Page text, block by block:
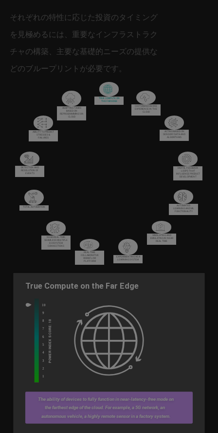
それぞれの特性に応じた投資のタイミング
を見極めるには、重要なインフラストラク
チャの構築、主要な基礎的ニーズの提供な
どのブループリントが必要です。
TRUE COMPUTE ON
THE FAR EDGE
CUSTOMIZED DEVICE
EXPERIENCE IN THE
CLOUD
ACTING BASED ON
SENSORY DATA AND
ALGORITHMS
DIGITAL FEEDBACK
LOOPS THAT
INFLUENCE PRODUCT
DEVELOPMENT
AUTOMATED
LEARNING AND ML
FUNCTIONALITY
SIMULATING AND
EMULATING IN NEAR
REAL TIME
EXPERIMENTING AS A
LEARNING SYSTEM
REAL-TIME
COLLABORATIVE
WORKFLOW
PLATFORM
NEAR-REAL-TIME,
SEAMLESS MULTIPLE
ECOSYSTEM
CONNECTIONS
TOTAL AUTOMATION
DETECTION AND
RESOLUTION OF
EVENTS
ABILITY TO PREDICT
STRESSES &
FAILURES
ADAPTING TASKS
BASED ON
REPROGRAMMING VIA
CLOUD